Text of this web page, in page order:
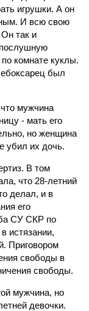
игрушки. А он
И всю свою
так и
комнате куклы.
был
мужчина
- мать его
но женщина
убил их дочь.
В том
что 28-летний
делал, и в
его
СУ СКР по
истязании,
Приговором
свободы в
свободы.
мужчина, но
девочки.